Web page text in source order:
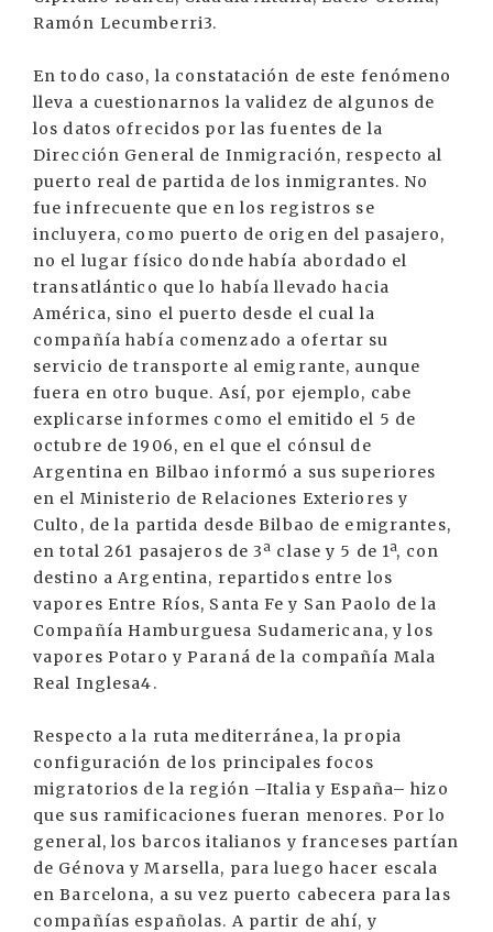
Ramón Lecumberri3.
En todo caso, la constatación de este fenómeno
lleva a cuestionarnos la validez de algunos de
los datos ofrecidos por las fuentes de la
Dirección General de Inmigración, respecto al
puerto real de partida de los inmigrantes. No
fue infrecuente que en los registros se
incluyera, como puerto de origen del pasajero,
no el lugar físico donde había abordado el
transatlántico que lo había llevado hacia
América, sino el puerto desde el cual la
compañía había comenzado a ofertar su
servicio de transporte al emigrante, aunque
fuera en otro buque. Así, por ejemplo, cabe
explicarse informes como el emitido el 5 de
octubre de 1906, en el que el cónsul de
Argentina en Bilbao informó a sus superiores
en el Ministerio de Relaciones Exteriores y
Culto, de la partida desde Bilbao de emigrantes,
en total 261 pasajeros de 3ª clase y 5 de 1ª, con
destino a Argentina, repartidos entre los
vapores Entre Ríos, Santa Fe y San Paolo de la
Compañía Hamburguesa Sudamericana, y los
vapores Potaro y Paraná de la compañía Mala
Real Inglesa4.
Respecto a la ruta mediterránea, la propia
configuración de los principales focos
migratorios de la región –Italia y España– hizo
que sus ramificaciones fueran menores. Por lo
general, los barcos italianos y franceses partían
de Génova y Marsella, para luego hacer escala
en Barcelona, a su vez puerto cabecera para las
compañías españolas. A partir de ahí, y